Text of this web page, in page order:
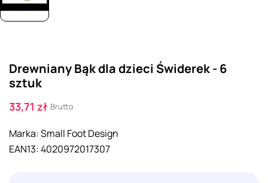
Drewniany Bąk dla dzieci Świderek - 6
sztuk
33,71 zł Brutto
Marka:Small Foot Design
EAN13:4020972017307